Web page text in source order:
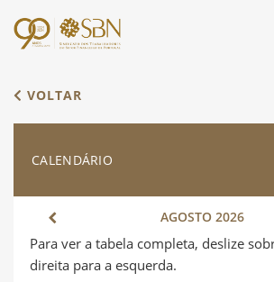
VOLTAR
CALENDÁRIO
AGOSTO 2026